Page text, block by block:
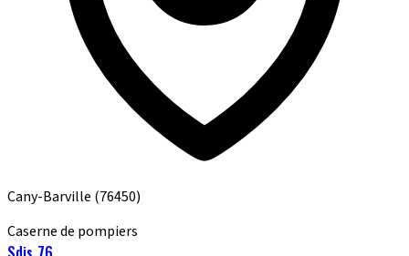
Cany-Barville (76450)
Caserne de pompiers